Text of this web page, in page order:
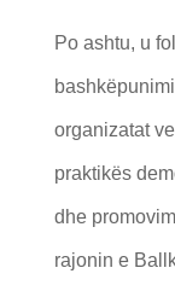
Po ashtu, u
organizatat
praktikës
dhe
rajonin e